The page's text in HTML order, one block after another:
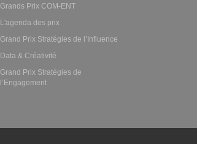
Grands Prix COM-ENT
L'agenda des prix
Grand Prix Stratégies de l’Influence
Data & Créativité
Grand Prix Stratégies de
l’Engagement